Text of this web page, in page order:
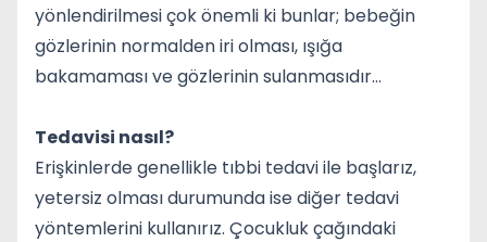
yönlendirilmesi çok önemli ki bunlar; bebeğin
gözlerinin normalden iri olması, ışığa
bakamaması ve gözlerinin sulanmasıdır…
Tedavisi nasıl?
Erişkinlerde genellikle tıbbi tedavi ile başlarız,
yetersiz olması durumunda ise diğer tedavi
yöntemlerini kullanırız. Çocukluk çağındaki